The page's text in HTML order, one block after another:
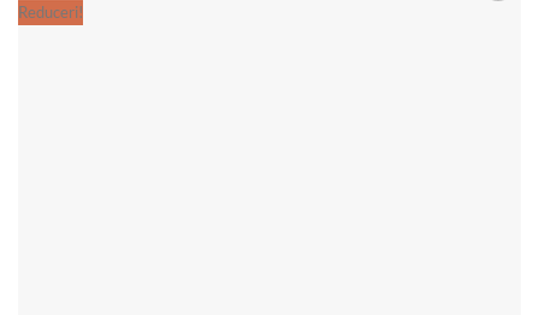
Reduceri!